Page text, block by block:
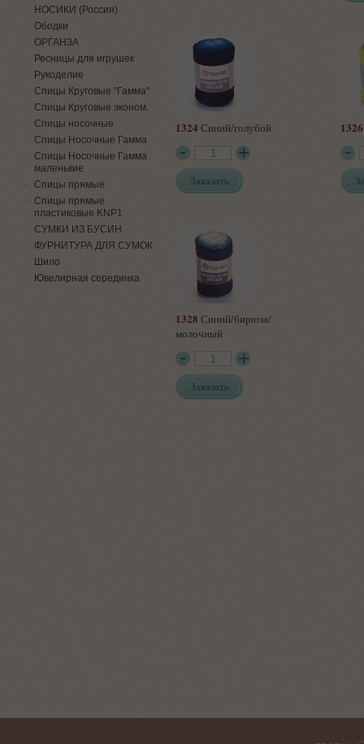
1324 Синий/голубой
Заказать
1326
1328 Синий/бирюза/
молочный
Заказать
НОСИКИ (Россия)
Ободки
ОРГАНЗА
Ресницы для игрушек
Рукоделие
Спицы Круговые "Гамма"
Спицы Круговые эконом.
Спицы носочные
Спицы Носочные Гамма
Спицы Носочные Гамма
маленькие
Спицы прямые
Спицы прямые
пластиковые KNP1
СУМКИ ИЗ БУСИН
ФУРНИТУРА ДЛЯ СУМОК
Шило
Ювелирная серединка